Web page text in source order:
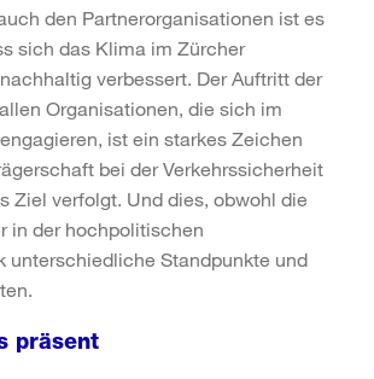
den Partnerorganisationen ist es
sich das Klima im Zürcher
verbessert. Der Auftritt der
Organisationen, die sich im
ist ein starkes Zeichen
bei der Verkehrssicherheit
Ziel verfolgt. Und dies, obwohl die
in der hochpolitischen
unterschiedliche Standpunkte und
präsent